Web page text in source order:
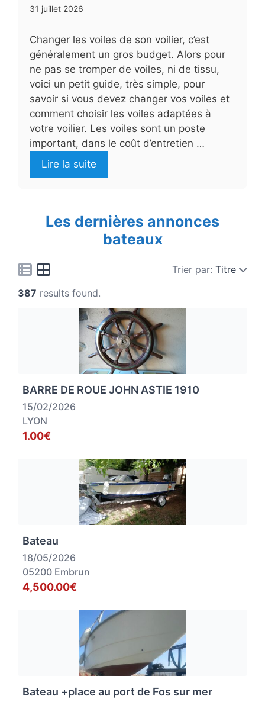
31 juillet 2026
Changer les voiles de son voilier, c’est
généralement un gros budget. Alors pour
ne pas se tromper de voiles, ni de tissu,
voici un petit guide, très simple, pour
savoir si vous devez changer vos voiles et
comment choisir les voiles adaptées à
votre voilier. Les voiles sont un poste
important, dans le coût d’entretien …
Lire la suite
Les dernières annonces
bateaux
Trier par: Titre
387 results found.
BARRE DE ROUE JOHN ASTIE 1910
15/02/2026
LYON
1.00€
Bateau
18/05/2026
05200 Embrun
4,500.00€
Bateau +place au port de Fos sur mer